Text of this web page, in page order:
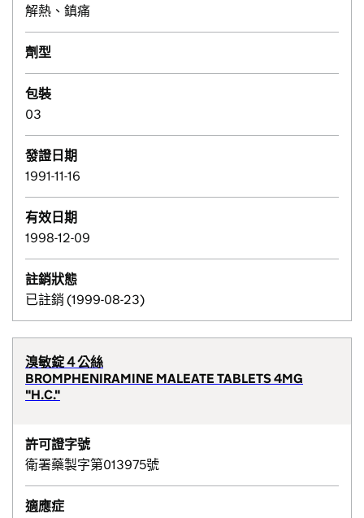
解熱、鎮痛
劑型
包裝
03
發證日期
1991-11-16
有效日期
1998-12-09
註銷狀態
已註銷 (1999-08-23)
溴敏錠４公絲
BROMPHENIRAMINE MALEATE TABLETS 4MG
"H.C."
許可證字號
衛署藥製字第013975號
適應症